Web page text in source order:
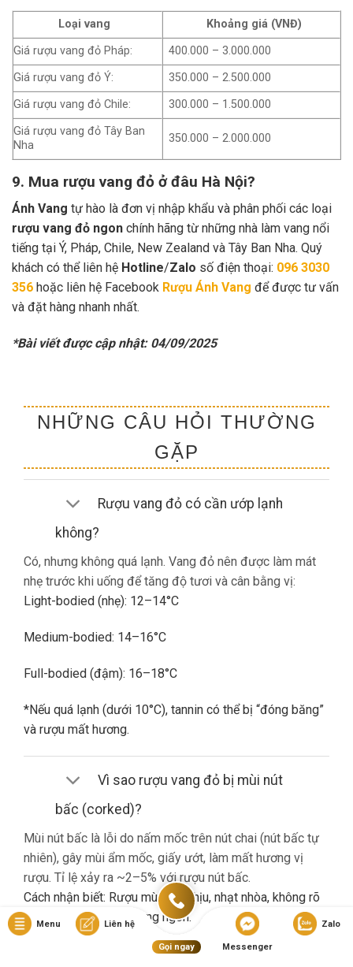
Loại vang
Khoảng giá (VNĐ)
Giá rượu vang đỏ Pháp:
400.000 – 3.000.000
Giá rượu vang đỏ Ý:
350.000 – 2.500.000
Giá rượu vang đỏ Chile:
300.000 – 1.500.000
Giá rượu vang đỏ Tây Ban
Nha
350.000 – 2.000.000
9. Mua rượu vang đỏ ở đâu Hà Nội?
Ánh Vang tự hào là đơn vị nhập khẩu và phân phối các loại
rượu vang đỏ ngon chính hãng từ những nhà làm vang nổi
tiếng tại Ý, Pháp, Chile, New Zealand và Tây Ban Nha. Quý
khách có thể liên hệ Hotline/Zalo số điện thoại: 096 3030
356 hoặc liên hệ Facebook Rượu Ánh Vang để được tư vấn
và đặt hàng nhanh nhất.
*Bài viết được cập nhật: 04/09/2025
NHỮNG CÂU HỎI THƯỜNG
GẶP
Rượu vang đỏ có cần ướp lạnh
không?
Có, nhưng không quá lạnh. Vang đỏ nên được làm mát
nhẹ trước khi uống để tăng độ tươi và cân bằng vị:
Light-bodied (nhẹ): 12–14°C
Medium-bodied: 14–16°C
Full-bodied (đậm): 16–18°C
*Nếu quá lạnh (dưới 10°C), tannin có thể bị “đóng băng”
và rượu mất hương.
Vì sao rượu vang đỏ bị mùi nút
bấc (corked)?
Mùi nút bấc là lỗi do nấm mốc trên nút chai (nút bấc tự
nhiên), gây mùi ẩm mốc, giấy ướt, làm mất hương vị
rượu. Tỉ lệ xảy ra ~2–5% với rượu nút bấc.
Cách nhận biết: Rượu mùi khó chịu, nhạt nhòa, không rõ
hương trái cây dù là vang ngon.
Nếu gặp lỗi này, bạn nên liên hệ cửa hàng đổi trả (nếu có
Menu Liên hệ
Gọi ngay Messenger
Zalo